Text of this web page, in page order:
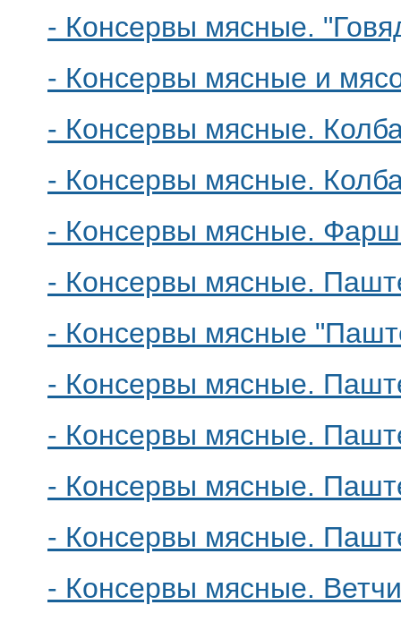
- Консервы мясные.
- Консервы мясные и
- Консервы мясные.
- Консервы мясные.
- Консервы мясные. Фарш
- Консервы мясные.
- Консервы мясные
- Консервы мясные.
- Консервы мясные.
- Консервы мясные.
- Консервы мясные.
- Консервы мясные.